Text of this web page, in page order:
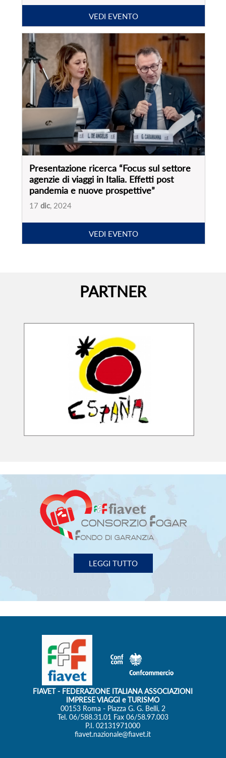
Presentazione ricerca “Focus sul settore
agenzie di viaggi in Italia. Effetti post
pandemia e nuove prospettive”
17dic , 2024
VEDI EVENTO
PARTNER
LEGGI TUTTO
IMPRESE VIAGGI e TURISMO
00153 Roma - Piazza G. G. Belli, 2
Privacy Policy
Cookie Policy